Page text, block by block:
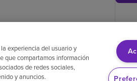
discriminaciónCumplimiento de los
experiencia del usuario y
que compartamos información
de redes sociales,
y anuncios.